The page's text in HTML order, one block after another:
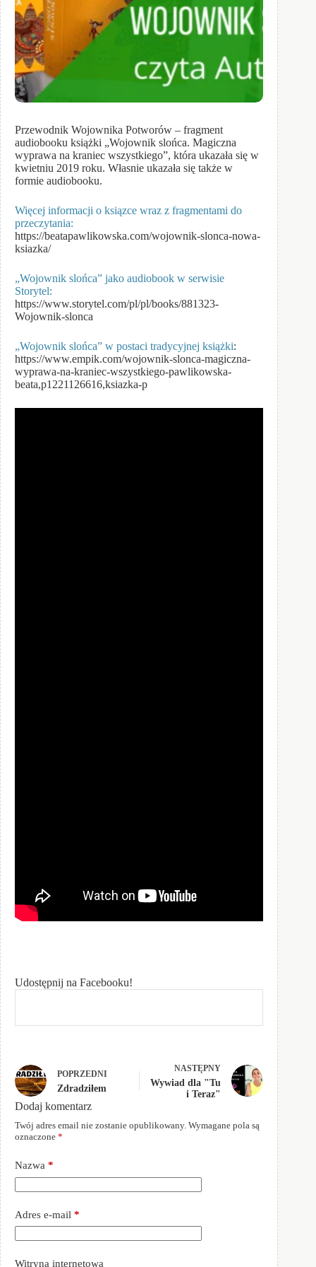
Przewodnik Wojownika Potworów – fragment
audiobooku książki „Wojownik slońca. Magiczna
wyprawa na kraniec wszystkiego”, która ukazała się w
kwietniu 2019 roku. Własnie ukazała się także w
formie audiobooku.
Więcej informacji o ksiązce wraz z fragmentami do
przeczytania:
https://beatapawlikowska.com/wojownik-slonca-nowa-
ksiazka/
„Wojownik slońca” jako audiobook w serwisie
Storytel:
https://www.storytel.com/pl/pl/books/881323-
Wojownik-slonca
„Wojownik slońca” w postaci tradycyjnej książki:
https://www.empik.com/wojownik-slonca-magiczna-
wyprawa-na-kraniec-wszystkiego-pawlikowska-
beata,p1221126616,ksiazka-p
Udostępnij na Facebooku!
POPRZEDNI
Zdradziłem
NASTĘPNY
Wywiad dla "Tu
i Teraz"
Dodaj komentarz
Twój adres email nie zostanie opublikowany. Wymagane pola są
oznaczone *
Nazwa *
Adres e-mail *
Witryna internetowa